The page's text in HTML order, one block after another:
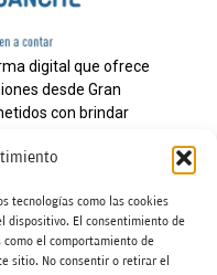
tecnologías como las cookies
dispositivo. El consentimiento de
el comportamiento de
sitio. No consentir o retirar el
digital que ofrece
desde Gran
con brindar